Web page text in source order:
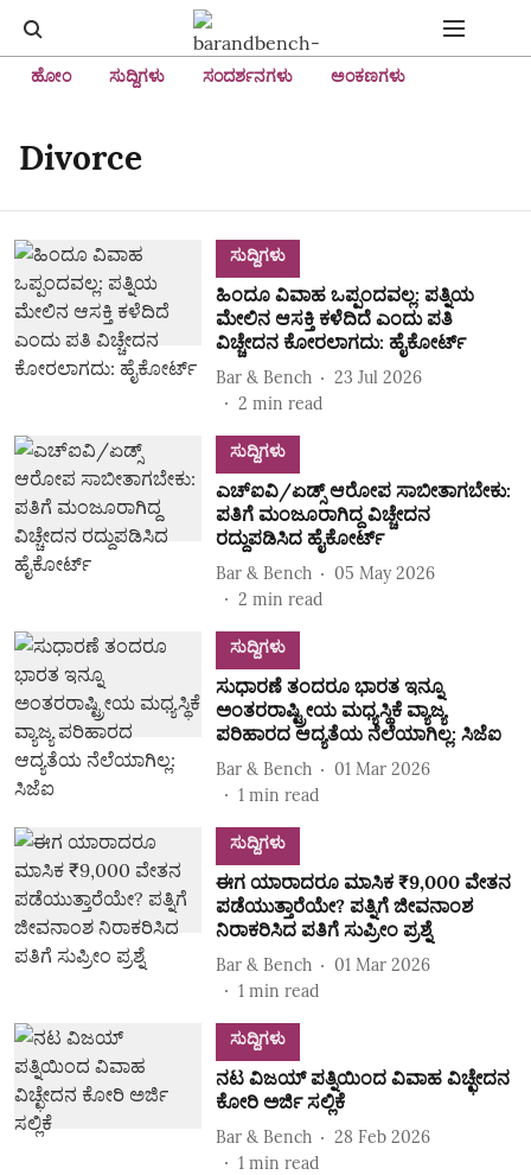
ಹೋಂ ಸುದ್ದಿಗಳು ಸಂದರ್ಶನಗಳು ಅಂಕಣಗಳು
Divorce
ಸುದ್ದಿಗಳು
ಹಿಂದೂ ವಿವಾಹ ಒಪ್ಪಂದವಲ್ಲ: ಪತ್ನಿಯ
ಮೇಲಿನ ಆಸಕ್ತಿ ಕಳೆದಿದೆ ಎಂದು ಪತಿ
ವಿಚ್ಚೇದನ ಕೋರಲಾಗದು: ಹೈಕೋರ್ಟ್‌
Bar & Bench
23 Jul 2026
2 min read
ಸುದ್ದಿಗಳು
ಎಚ್‌ಐವಿ/ಏಡ್ಸ್‌ ಆರೋಪ ಸಾಬೀತಾಗಬೇಕು:
ಪತಿಗೆ ಮಂಜೂರಾಗಿದ್ದ ವಿಚ್ಚೇದನ
ರದ್ದುಪಡಿಸಿದ ಹೈಕೋರ್ಟ್‌
Bar & Bench
05 May 2026
2 min read
ಸುದ್ದಿಗಳು
ಸುಧಾರಣೆ ತಂದರೂ ಭಾರತ ಇನ್ನೂ
ಅಂತರರಾಷ್ಟ್ರೀಯ ಮಧ್ಯಸ್ಥಿಕೆ ವ್ಯಾಜ್ಯ
ಪರಿಹಾರದ ಆದ್ಯತೆಯ ನೆಲೆಯಾಗಿಲ್ಲ: ಸಿಜೆಐ
Bar & Bench
01 Mar 2026
1 min read
ಸುದ್ದಿಗಳು
ಈಗ ಯಾರಾದರೂ ಮಾಸಿಕ ₹9,000 ವೇತನ
ಪಡೆಯುತ್ತಾರೆಯೇ? ಪತ್ನಿಗೆ ಜೀವನಾಂಶ
ನಿರಾಕರಿಸಿದ ಪತಿಗೆ ಸುಪ್ರೀಂ ಪ್ರಶ್ನೆ
Bar & Bench
01 Mar 2026
1 min read
ಸುದ್ದಿಗಳು
ನಟ ವಿಜಯ್‌ ಪತ್ನಿಯಿಂದ ವಿವಾಹ ವಿಚ್ಛೇದನ
ಕೋರಿ ಅರ್ಜಿ ಸಲ್ಲಿಕೆ
Bar & Bench
28 Feb 2026
1 min read